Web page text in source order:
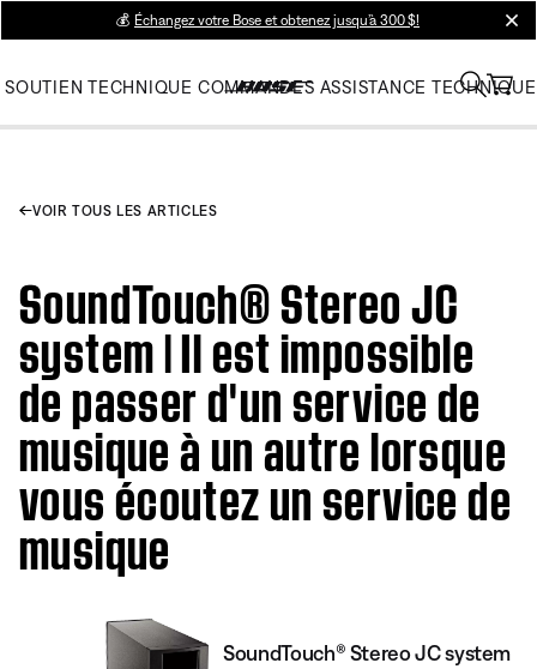
💰 Échangez votre Bose et obtenez jusqu’à 300 $!
SOUTIEN TECHNIQUE COMMANDES ASSISTANCE TECHNIQUE
VOIR TOUS LES ARTICLES
SoundTouch® Stereo JC
system | Il est impossible
de passer d'un service de
musique à un autre lorsque
vous écoutez un service de
musique
SoundTouch® Stereo JC system